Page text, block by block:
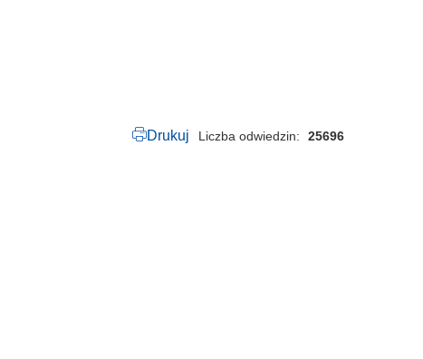
Drukuj Liczba odwiedzin 25696